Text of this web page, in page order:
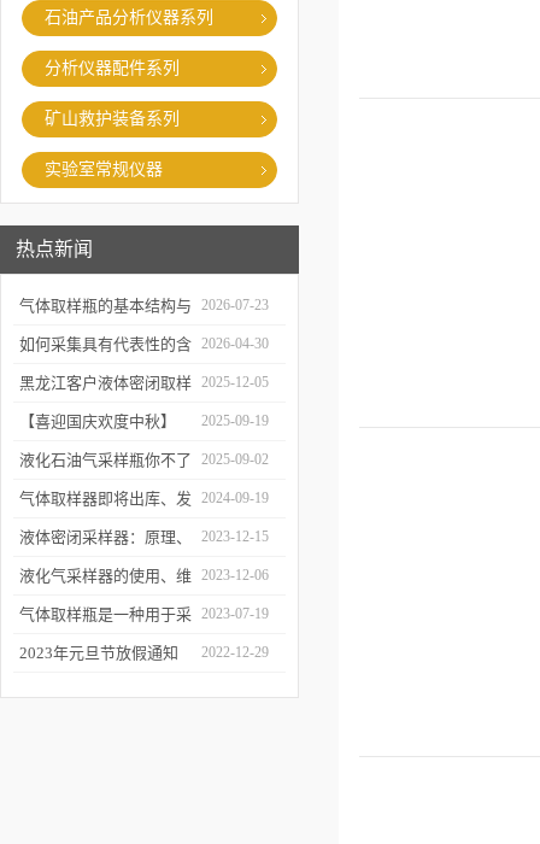
石油产品分析仪器系列
分析仪器配件系列
矿山救护装备系列
实验室常规仪器
热点新闻
气体取样瓶的基本结构与
工作逻辑是什么？
2026-07-23
如何采集具有代表性的含
油水样？——石油类采水
器原理与使用
2026-04-30
黑龙江客户液体密闭取样
器项目顺利交付
2025-12-05
【喜迎国庆欢度中秋】
2025年国庆中秋放假通知
2025-09-19
液化石油气采样瓶你不了
解的知识！
2025-09-02
气体取样器即将出库、发
货！
2024-09-19
液体密闭采样器：原理、
应用和优势
2023-12-15
液化气采样器的使用、维
护与优化
2023-12-06
气体取样瓶是一种用于采
集、贮存和分析气体样品
2023-07-19
2023年元旦节放假通知 2022-12-29